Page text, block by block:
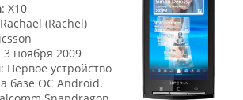
: X10
(Rachel)
3 ноября 2009
: Первое устройство
базе ОС Android.